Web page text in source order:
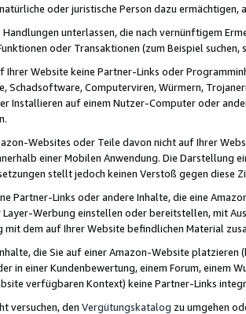
oder juristische Person dazu
unterlassen, die nach vernünftigem
oder Transaktionen (zum Beispiel
Ihrer Website keine Partner-Links oder
Schadsoftware, Computerviren, Würmern,
Installieren auf einem Nutzer-Computer oder
Websites oder Teile davon nicht auf Ihrer
einer Mobilen Anwendung. Die Darstellung
stellt jedoch keinen Verstoß gegen diese
Partner-Links oder andere Inhalte, die eine
Werbung einstellen oder bereitstellen, mit
mit dem auf Ihrer Website befindlichen Material
die Sie auf einer Amazon-Website
in einer Kundenbewertung, einem Forum, einem
verfügbaren Kontext) keine Partner-Links
versuchen, den Vergütungskatalog zu umgehen